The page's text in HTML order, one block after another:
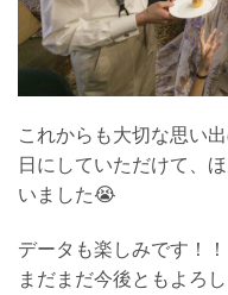
これからも大切な思い
日にしていただけて、
いました😭
データも楽しみです！！
まだまだ今後ともよろ